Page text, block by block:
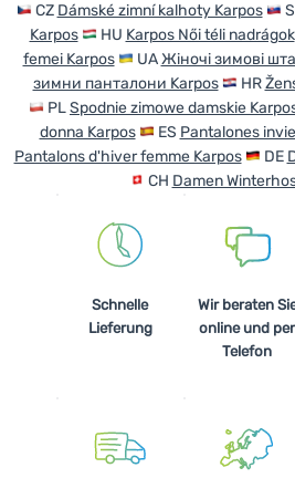
CZ Dámské zimní kalhoty Karpos
Karpos
HU Karpos Női téli nadrágok
femei Karpos
UAЖіночі зимові
зимни панталони Karpos
HR
PLSpodnie zimowe damskie
donna Karpos
ES Pantalones
Pantalons d'hiver femme Karpos
DE
CH Damen
Schnelle
Lieferung
Wir beraten
online und per
Telefon